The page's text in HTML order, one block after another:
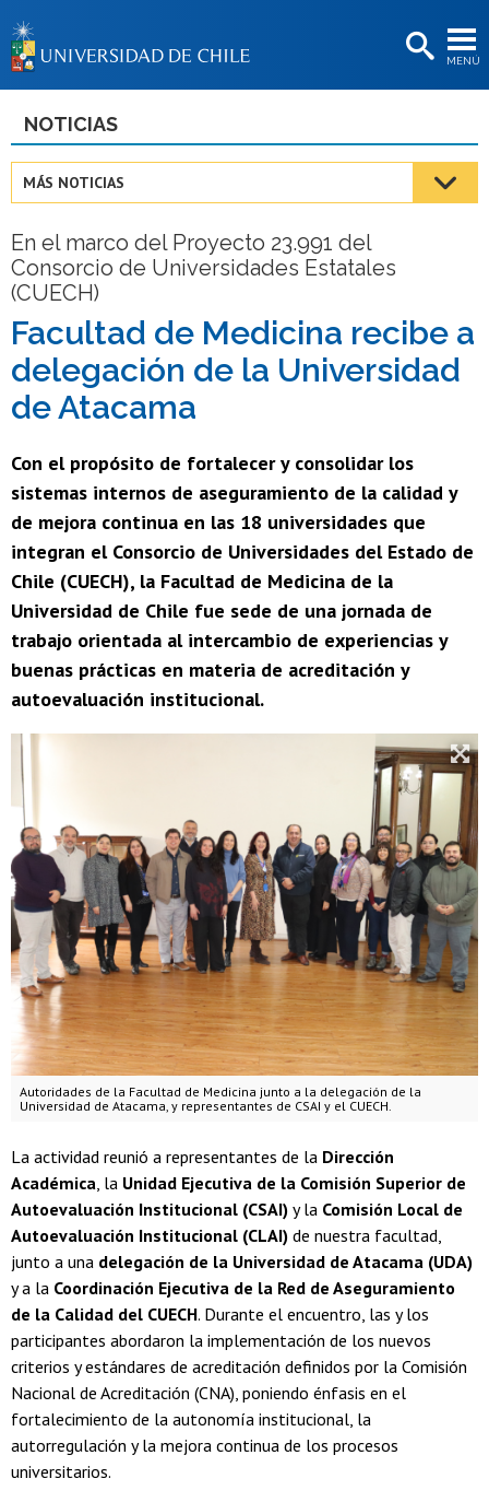
MENÚ
BIBLIOTECAS
Estudiantes
Académicas/os
Egresadas/os
NOTICIAS
MÁS NOTICIAS
En el marco del Proyecto 23.991 del
Consorcio de Universidades Estatales
(CUECH)
Facultad de Medicina recibe a
delegación de la Universidad
de Atacama
Con el propósito de fortalecer y consolidar los
sistemas internos de aseguramiento de la calidad y
de mejora continua en las 18 universidades que
integran el Consorcio de Universidades del Estado de
Chile (CUECH), la Facultad de Medicina de la
Universidad de Chile fue sede de una jornada de
trabajo orientada al intercambio de experiencias y
buenas prácticas en materia de acreditación y
autoevaluación institucional.
Autoridades de la Facultad de Medicina junto a la delegación de la
Universidad de Atacama, y representantes de CSAI y el CUECH.
La actividad reunió a representantes de la Dirección
Académica, la Unidad Ejecutiva de la Comisión Superior de
Autoevaluación Institucional (CSAI) y la Comisión Local de
Autoevaluación Institucional (CLAI) de nuestra facultad,
junto a una delegación de la Universidad de Atacama (UDA)
y a la Coordinación Ejecutiva de la Red de Aseguramiento
de la Calidad del CUECH. Durante el encuentro, las y los
participantes abordaron la implementación de los nuevos
criterios y estándares de acreditación definidos por la Comisión
Nacional de Acreditación (CNA), poniendo énfasis en el
fortalecimiento de la autonomía institucional, la
autorregulación y la mejora continua de los procesos
universitarios.